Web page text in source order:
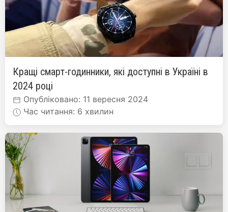
Кращі смарт-годинники, які доступні в Україні в
2024 році
Опубліковано: 11 вересня 2024
Час читання: 6 хвилин